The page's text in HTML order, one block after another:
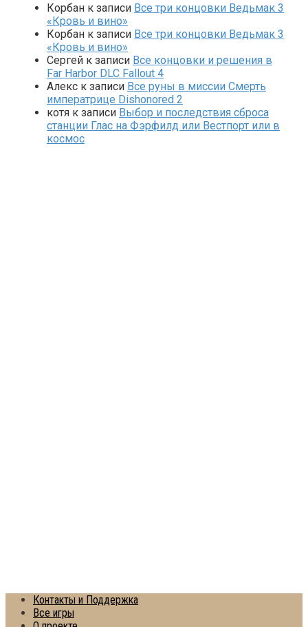
Корбан к записи Все три концовки Ведьмак 3
«Кровь и вино»
Корбан к записи Все три концовки Ведьмак 3
«Кровь и вино»
Сергей к записи Все концовки и решения в
Far Harbor DLC Fallout 4
Алекс к записи Все руны в миссии Смерть
императрице Dishonored 2
котя к записи Выбор и последствия сброса
станции Глас на Фэрфилд или Вестпорт или в
космос
Контакты и Поддержка
Все игры